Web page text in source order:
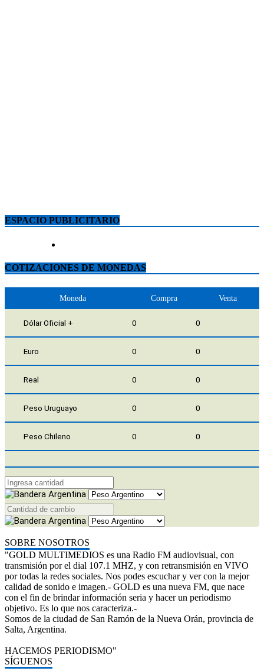
ESPACIO PUBLICITARIO
COTIZACIONES DE MONEDAS
Moneda Compra Venta
Dólar Oficial + 0 0
Euro 0 0
Real 0 0
Peso Uruguayo 0 0
Peso Chileno 0 0
SOBRE NOSOTROS
"GOLD MULTIMEDIOS es una Radio FM audiovisual, con
transmisión por el dial 107.1 MHZ, y con retransmisión en VIVO
por todas la redes sociales. Nos podes escuchar y ver con la mejor
calidad de sonido e imagen.- GOLD es una nueva FM, que nace
con el fin de brindar información seria y hacer un periodismo
objetivo. Es lo que nos caracteriza.-
Somos de la ciudad de San Ramón de la Nueva Orán, provincia de
Salta, Argentina.
HACEMOS PERIODISMO"
SÍGUENOS